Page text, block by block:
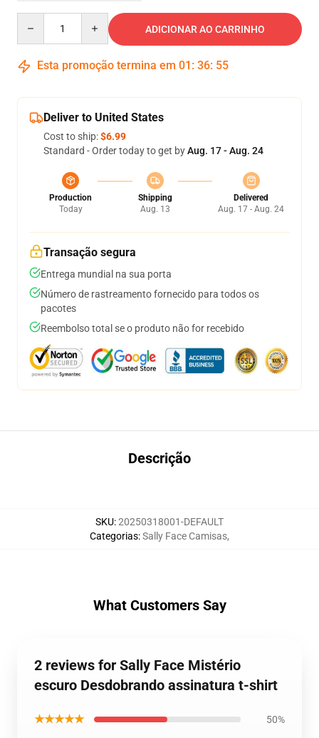
ADICIONAR AO CARRINHO
Esta promoção termina em 01 : 36: 55
Deliver to United States
Cost to ship:$6.99
Standard - Order today to get byAug. 17 - Aug. 24
Production
Today
Shipping
Aug. 13
Delivered
Aug. 17 - Aug. 24
Transação segura
Entrega mundial na sua porta
Número de rastreamento fornecido para todos os
pacotes
Reembolso total se o produto não for recebido
Descrição
SKU:20250318001-DEFAULT
Categorias:Sally Face Camisas,
What Customers Say
2 reviews for Sally Face Mistério
escuro Desdobrando assinatura t-shirt
★★★★★ 50%